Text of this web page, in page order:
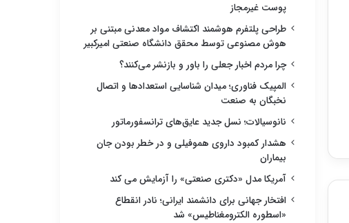
پوست غیرمجاز
طراحی پلتفرم هوشمند اکتشاف مواد معدنی مبتنی بر
هوش مصنوعی توسط محقق دانشگاه صنعتی امیرکبیر
چرا مردم اخبار جعلی را باور و بازنشر می‌کنند؟
المپیک فناوری؛ میدان شناسایی استعدادها و اتصال
نخبگان به صنعت
نانوسیالات؛ نسل جدید عایق‌های ترانسفورماتور
هشدار کمبود داروی هموفیلی و در خطر بودن جان
بیماران
آمریکا مدل «دکتری صنعتی» را آزمایش می کند
افتخار جهانی برای دانشمند ایرانی؛ نادر انقطاع
«اسطوره الکترومغناطیس» شد